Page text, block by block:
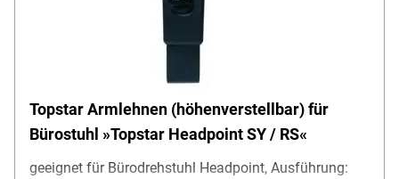
Topstar Armlehnen (höhenverstellbar) für
Bürostuhl »Topstar Headpoint SY / RS«
geeignet für Bürodrehstuhl Headpoint, Ausführung: